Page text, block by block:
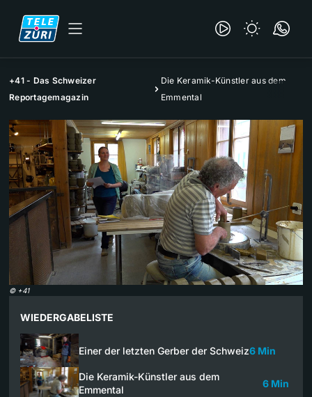
+41 - Das Schweizer
Reportagemagazin
Die Keramik-Künstler aus dem
Emmental
© +41
WIEDERGABELISTE
Einer der letzten Gerber der Schweiz6 Min
Die Keramik-Künstler aus dem
Emmental
6 Min